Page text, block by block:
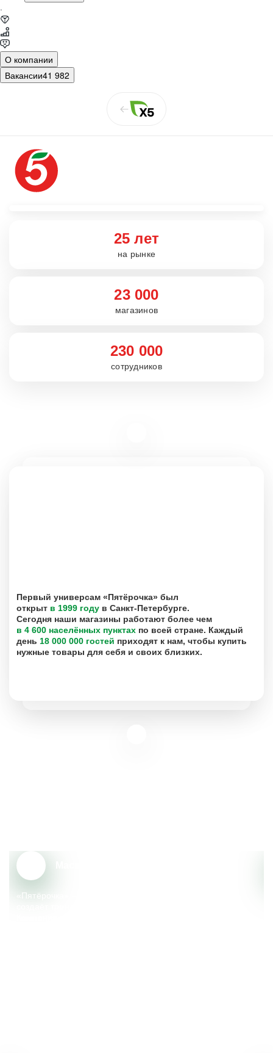
·
О компании
Вакансии41 982
25 лет
на рынке
23 000
магазинов
230 000
сотрудников
Первый универсам «Пятёрочка» был
открыт в 1999 году в Санкт-Петербурге.
Сегодня наши магазины работают более чем
в 4 600 населённых пунктах по всей стране. Каждый
день 18 000 000 гостей приходят к нам, чтобы купить
нужные товары для себя и своих близких.
«Пятёрочка» – крупный федеральный ритейлер, который